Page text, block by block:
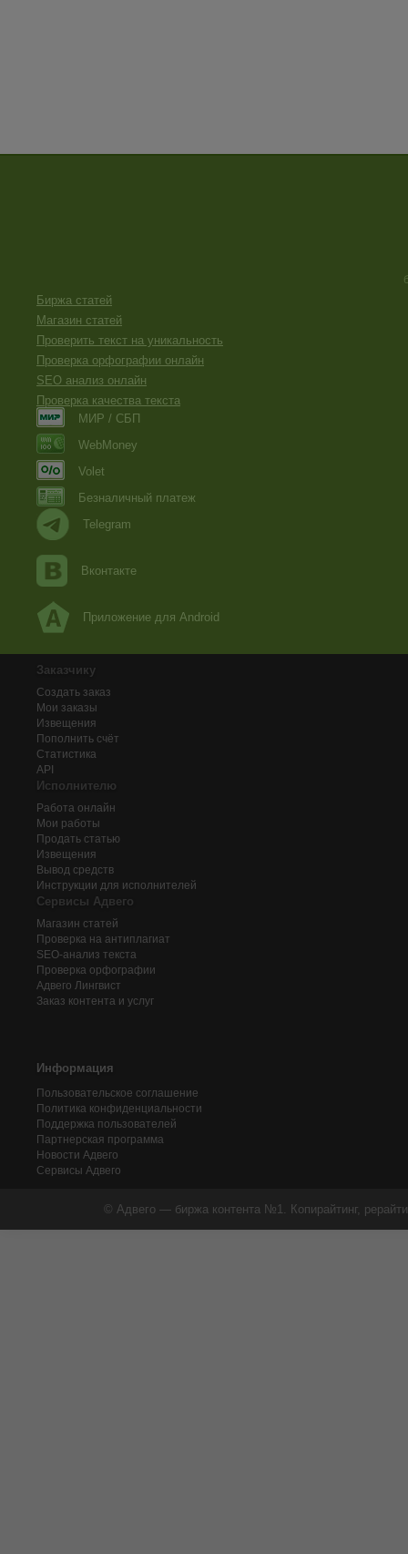
Биржа статей
Магазин статей
Проверить текст на уникальность
Проверка орфографии онлайн
SEO анализ онлайн
Проверка качества текста
МИР / СБП
WebMoney
Volet
Безналичный платеж
Telegram
Вконтакте
Приложение для Android
Заказчику
Создать заказ
Мои заказы
Извещения
Пополнить счёт
Статистика
API
Исполнителю
Работа онлайн
Мои работы
Продать статью
Извещения
Вывод средств
Инструкции для исполнителей
Сервисы Адвего
Магазин статей
Проверка на антиплагиат
SEO-анализ текста
Проверка орфографии
Адвего Лингвист
Заказ контента и услуг
Информация
Пользовательское соглашение
Политика конфиденциальности
Поддержка пользователей
Партнерская программа
Новости Адвего
Сервисы Адвего
© Адвего — биржа контента №1. Копирайтинг,